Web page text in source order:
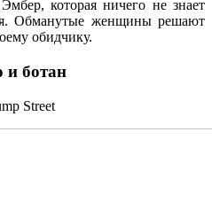
которая ничего не знает
Обманутые женщины решают
обидчику.
и ботан
Street